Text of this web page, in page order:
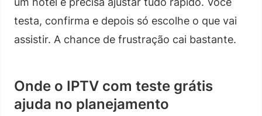
testa, confirma e depois só escolhe o que vai
assistir. A chance de frustração cai bastante.
Onde o IPTV com teste grátis
ajuda no planejamento